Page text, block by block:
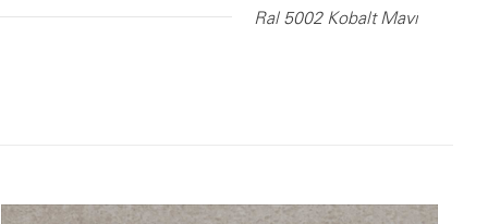
Ral 5002 Kobalt Mavi